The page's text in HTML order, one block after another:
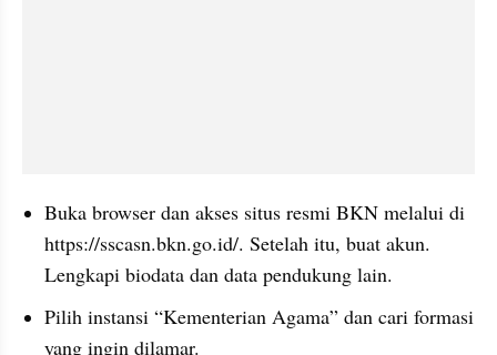
Buka browser dan akses situs resmi BKN melalui di
https://sscasn.bkn.go.id/. Setelah itu, buat akun.
Lengkapi biodata dan data pendukung lain.
Pilih instansi “Kementerian Agama” dan cari formasi
yang ingin dilamar.